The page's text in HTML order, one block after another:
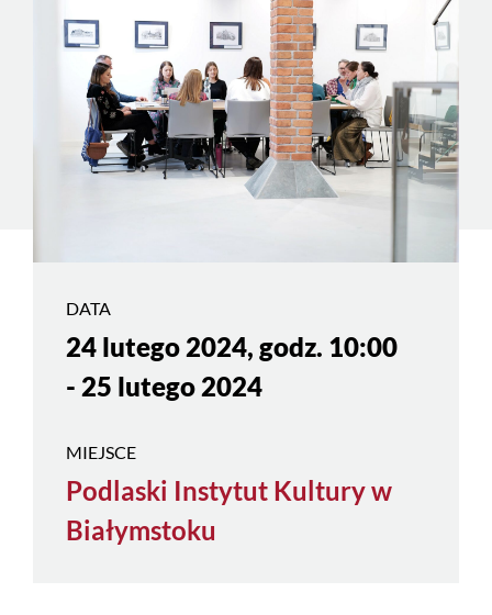
DATA
24 lutego 2024, godz. 10:00
- 25 lutego 2024
MIEJSCE
Podlaski Instytut Kultury w
Białymstoku